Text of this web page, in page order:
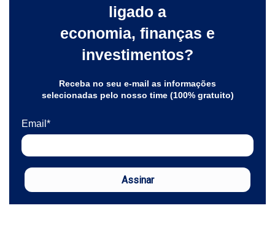
ligado a
economia, finanças e
investimentos?
Receba no seu e-mail as informações
selecionadas pelo nosso time (100% gratuito)
Email*
Assinar